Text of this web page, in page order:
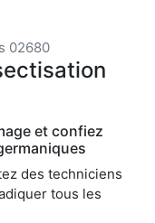
02680
et confiez
des techniciens
tous les